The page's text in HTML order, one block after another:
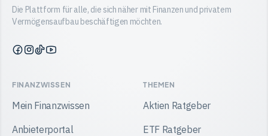
Die Plattform für alle, die sich näher mit Finanzen und privatem
Vermögensaufbau beschäftigen möchten.
Finanzwissen
Facebook
Finanzwissen
Instagram
Finanzwissen
TikTok
Finanzwissen
YouTube
FINANZWISSEN
Mein Finanzwissen
Anbieterportal
THEMEN
Aktien Ratgeber
ETF Ratgeber